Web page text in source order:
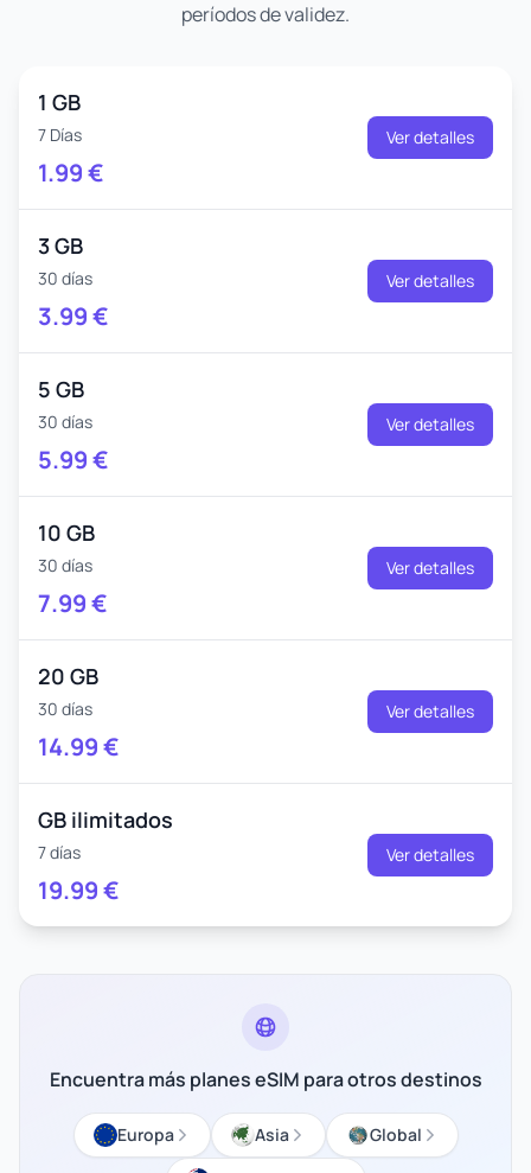
períodos de validez.
1 GB
7 Días
1.99€
Ver detalles
3 GB
30 días
3.99€
Ver detalles
5 GB
30 días
5.99€
Ver detalles
10 GB
30 días
7.99€
Ver detalles
20 GB
30 días
14.99€
Ver detalles
GB ilimitados
7 días
19.99€
Ver detalles
Encuentra más planes eSIM para otros destinos
Europa Asia
Global